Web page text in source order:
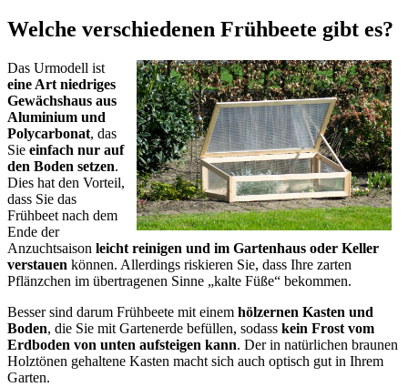
Welche verschiedenen Frühbeete gibt es?
Das Urmodell ist
eine Art niedriges
Gewächshaus aus
Aluminium und
Polycarbonat, das
Sie einfach nur auf
den Boden setzen.
Dies hat den Vorteil,
dass Sie das
Frühbeet nach dem
Ende der
Anzuchtsaison leicht reinigen und im Gartenhaus oder Keller
verstauen können. Allerdings riskieren Sie, dass Ihre zarten
Pflänzchen im übertragenen Sinne „kalte Füße“ bekommen.
Besser sind darum Frühbeete mit einem hölzernen Kasten und
Boden, die Sie mit Gartenerde befüllen, sodass kein Frost vom
Erdboden von unten aufsteigen kann. Der in natürlichen braunen
Holztönen gehaltene Kasten macht sich auch optisch gut in Ihrem
Garten.